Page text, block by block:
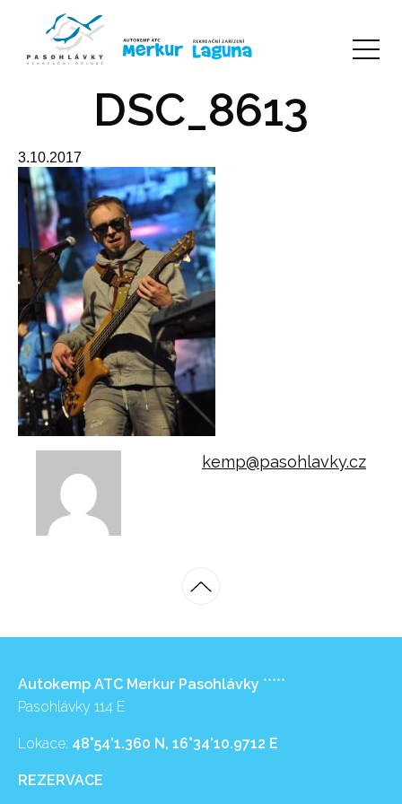
DSC_8613
3.10.2017
kemp@pasohlavky.cz
Autokemp ATC Merkur Pasohlávky *****
Pasohlávky 114 E
Lokace: 48°54’1.360 N, 16°34’10.9712 E
REZERVACE